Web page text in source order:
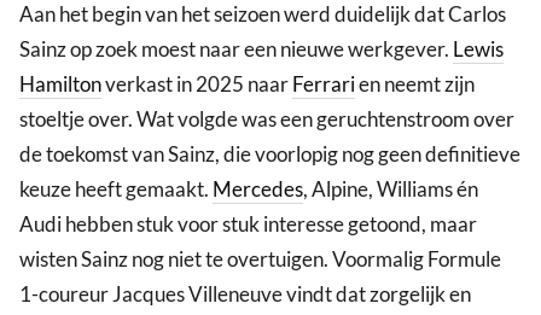
Aan het begin van het seizoen werd duidelijk dat Carlos
Sainz op zoek moest naar een nieuwe werkgever. Lewis
Hamiltonverkast in 2025 naarFerrarien neemt zijn
stoeltje over. Wat volgde was een geruchtenstroom over
de toekomst van Sainz, die voorlopig nog geen definitieve
keuze heeft gemaakt. Mercedes, Alpine, Williams én
Audi hebben stuk voor stuk interesse getoond, maar
wisten Sainz nog niet te overtuigen. Voormalig Formule
1-coureur Jacques Villeneuve vindt dat zorgelijk en